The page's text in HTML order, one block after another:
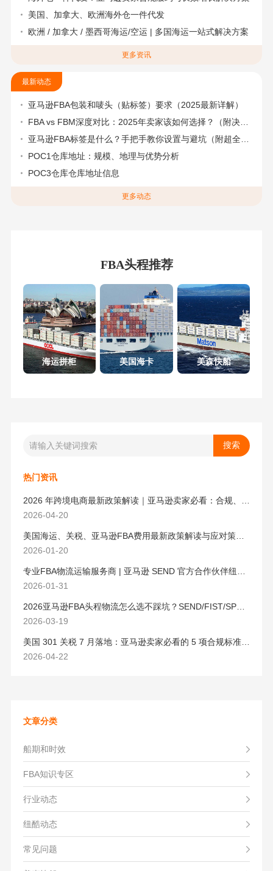
美国、加拿大、欧洲海外仓一件代发
欧洲 / 加拿大 / 墨西哥海运/空运 | 多国海运一站式解决方案
更多资讯
最新动态
亚马逊FBA包装和唛头（贴标签）要求（2025最新详解）
FBA vs FBM深度对比：2025年卖家该如何选择？（附决策流程图）
亚马逊FBA标签是什么？手把手教你设置与避坑（附超全指南）
POC1仓库地址：规模、地理与优势分析
POC3仓库仓库地址信息
更多动态
FBA头程推荐
海运拼柜 美国海卡 美森快船
热门资讯
2026 年跨境电商最新政策解读｜亚马逊卖家必看：合规、成本与物流新机遇
2026-04-20
美国海运、关税、亚马逊FBA费用最新政策解读与应对策略（2026版）
2026-01-20
专业FBA物流运输服务商 | 亚马逊 SEND 官方合作伙伴纽酷国际物流
2026-01-31
2026亚马逊FBA头程物流怎么选不踩坑？SEND/FIST/SPN官方认证物流商，只有这家敢承诺“准达率第一”
2026-03-19
美国 301 关税 7 月落地：亚马逊卖家必看的 5 项合规标准与稳交付方案
2026-04-22
文章分类
船期和时效
FBA知识专区
行业动态
纽酷动态
常见问题